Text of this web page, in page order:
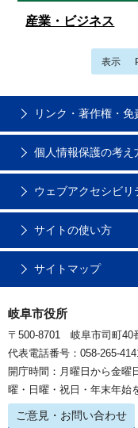
産業・ビジネス
表示
リンク・著作権・免
個人情報保護の考え
ウェブアクセシビリ
サイトの使い方
サイトマップ
岐阜市役所
〒500-8701 岐阜市司町40
代表電話番号：058-265-
開庁時間：月曜日から金
曜・日曜・祝日・年末年始
ご意見・お問い合わせ